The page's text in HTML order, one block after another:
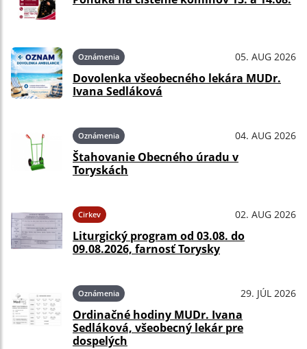
Oznámenia 05. AUG 2026
Dovolenka všeobecného lekára MUDr.
Ivana Sedláková
Oznámenia 04. AUG 2026
Štahovanie Obecného úradu v
Toryskách
Cirkev 02. AUG 2026
Liturgický program od 03.08. do
09.08.2026, farnosť Torysky
Oznámenia 29. JÚL 2026
Ordinačné hodiny MUDr. Ivana
Sedláková, všeobecný lekár pre
dospelých